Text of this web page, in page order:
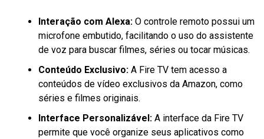
Interação com Alexa: O controle remoto possui um
microfone embutido, facilitando o uso do assistente
de voz para buscar filmes, séries ou tocar músicas.
Conteúdo Exclusivo: A Fire TV tem acesso a
conteúdos de vídeo exclusivos da Amazon, como
séries e filmes originais.
Interface Personalizável: A interface da Fire TV
permite que você organize seus aplicativos como